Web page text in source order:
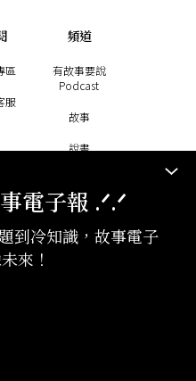
電子報 .ᐟ‪‪.ᐟ
到冷知識，故事電子
來！
區
服
頻道
有故事要說
Podcast
故事
說書
幫助故事創作更多好故事